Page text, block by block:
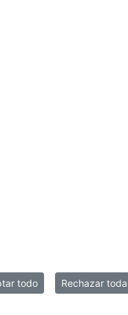
14 resultados.
todo Rechazar